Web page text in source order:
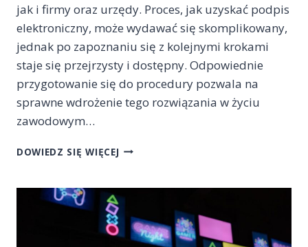
jak i firmy oraz urzędy. Proces, jak uzyskać podpis
elektroniczny, może wydawać się skomplikowany,
jednak po zapoznaniu się z kolejnymi krokami
staje się przejrzysty i dostępny. Odpowiednie
przygotowanie się do procedury pozwala na
sprawne wdrożenie tego rozwiązania w życiu
zawodowym…
DOWIEDZ SIĘ WIĘCEJ JAK
ELEKTRONICZNY
KROK
PO
KROKU?